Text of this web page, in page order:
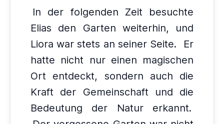
In der folgenden Zeit besuchte
Elias den Garten weiterhin, und
Liora war stets an seiner Seite.
Er
hatte nicht nur einen magischen
Ort entdeckt, sondern auch die
Kraft der Gemeinschaft und die
Bedeutung der Natur erkannt.